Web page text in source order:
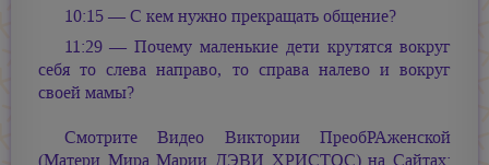
10:15 — С кем нужно прекращать общение?
11:29 — Почему маленькие дети крутятся вокруг
себя то слева направо, то справа налево и вокруг
своей мамы?
Смотрите Видео Виктории ПреобРАженской
(Матери МираМарии ДЭВИ ХРИСТОС) на Сайтах: